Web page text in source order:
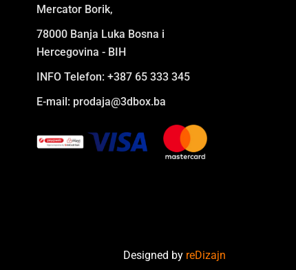
Mercator Borik,
78000 Banja Luka Bosna i
Hercegovina - BIH
INFO Telefon: +387 65 333 345
E-mail: prodaja@3dbox.ba
Designed by reDizajn